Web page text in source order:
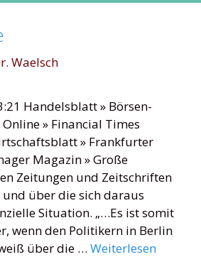
Waelsch
Handelsblatt » Börsen-
» Financial Times
» Frankfurter
Magazin » Große
Zeitungen und Zeitschriften
über die sich daraus
Situation. „…Es ist somit
wenn den Politikern in Berlin
über die … Weiterlesen